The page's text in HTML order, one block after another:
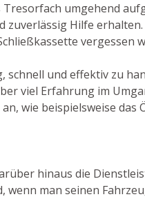
umgehend
Hilfe
vergessen
und effektiv zu
viel Erfahrung im
wie beispielsweise das
hinaus die
man seinen